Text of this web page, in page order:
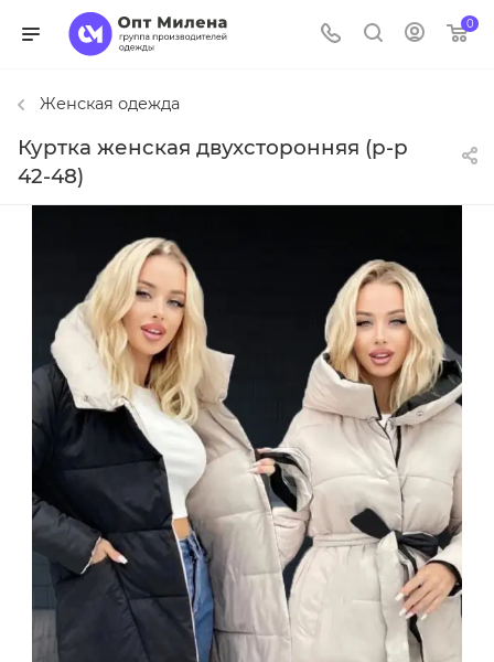
0
Женская одежда
Куртка женская двухсторонняя (р-р
42-48)